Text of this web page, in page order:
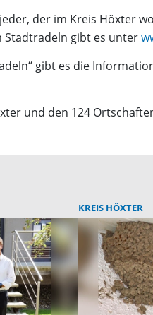
der im Kreis Höxter
gibt es unter
gibt es die
und den 124
KREIS HÖXTER